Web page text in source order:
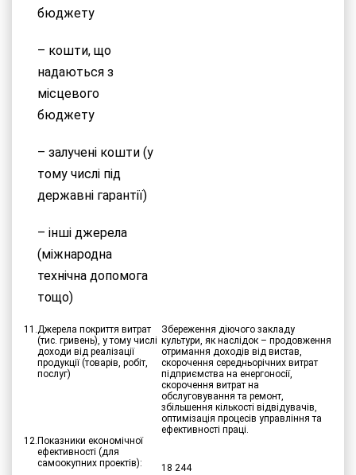
бюджету
– кошти, що
надаються з
місцевого
бюджету
– залучені кошти (у
тому числі під
державні гарантії)
– інші джерела
(міжнародна
технічна допомога
тощо)
11.Джерела покриття витрат
(тис. гривень), у тому числі
доходи від реалізації
продукції (товарів, робіт,
послуг)
Збереження діючого закладу
культури, як наслідок – продовження
отримання доходів від вистав,
скорочення середньорічних витрат
підприємства на енергоносії,
скорочення витрат на
обслуговування та ремонт,
збільшення кількості відвідувачів,
оптимізація процесів управління та
ефективності праці.
12. Показники економічної
ефективності (для
самоокупних проектів):
18 244